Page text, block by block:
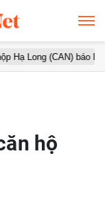
báo lỗ gần 16 tỷ
hộ